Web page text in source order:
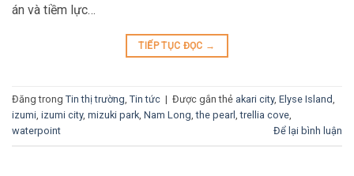
án và tiềm lực…
TIẾP TỤC ĐỌC →
Đăng trong Tin thị trường Tin tức | Được gắn thẻ akari city, Elyse Island
izumi izumi city, mizuki park Nam Long ,the pearl ,trellia cove
waterpoint
Để lại bình luận